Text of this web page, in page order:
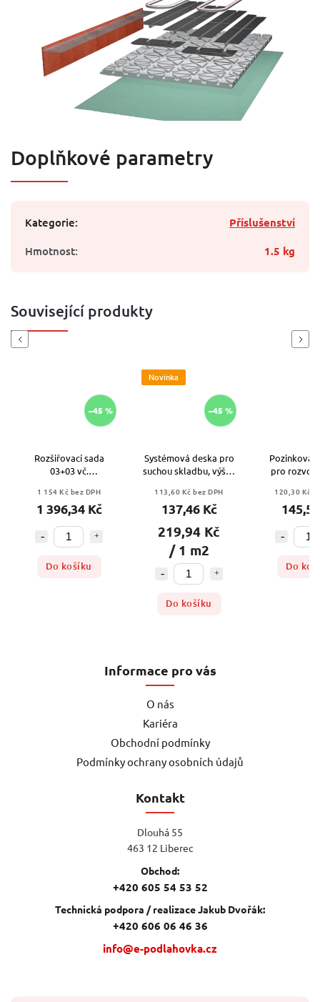
Doplňkové parametry
Kategorie:
Příslušenství
Hmotnost: 1.5 kg
Související produkty
Previous
–45 %
Rozšiřovací sada
03+03 vč.
kompozitní / plastový
1 154 Kč bez DPH
1 396,34 Kč
Do košíku
Novinka
–45 %
Systémová deska pro
suchou skladbu, výška
113,60 Kč bez DPH
137,46 Kč
219,94 Kč
/ 1 m2
Do košíku
pro rozvod
120,30 Kč
Do
Next
Informace pro vás
O nás
Kariéra
Obchodní podmínky
Podmínky ochrany osobních údajů
Kontakt
Dlouhá 55
463 12 Liberec
Obchod:
+420 605 54 53 52
Technická podpora / realizace Jakub Dvořák:
+420 606 06 46 36
info@e-podlahovka.cz